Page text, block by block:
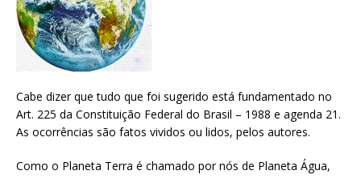
Cabe dizer que tudo que foi sugerido está fundamentado no
Art. 225 da Constituição Federal do Brasil – 1988 e agenda 21.
As ocorrências são fatos vividos ou lidos, pelos autores.
Como o Planeta Terra é chamado por nós de Planeta Água,